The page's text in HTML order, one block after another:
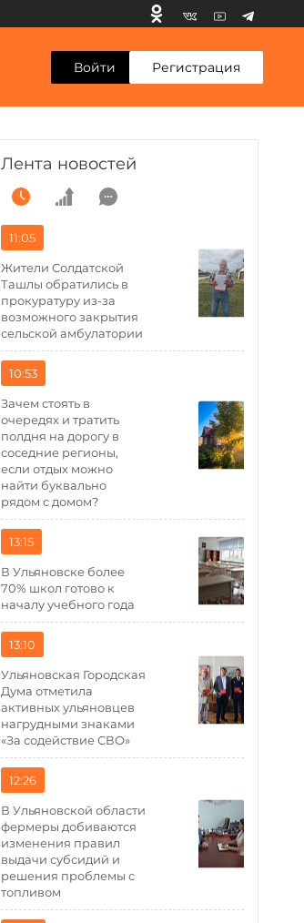
Войти Регистрация
Лента новостей
11:05
Жители Солдатской
Ташлы обратились в
прокуратуру из-за
возможного закрытия
сельской амбулатории
10:53
Зачем стоять в
очередях и тратить
полдня на дорогу в
соседние регионы,
если отдых можно
найти буквально
рядом с домом?
13:15
В Ульяновске более
70% школ готово к
началу учебного года
13:10
Ульяновская Городская
Дума отметила
активных ульяновцев
нагрудными знаками
«За содействие СВО»
12:26
В Ульяновской области
фермеры добиваются
изменения правил
выдачи субсидий и
решения проблемы с
топливом